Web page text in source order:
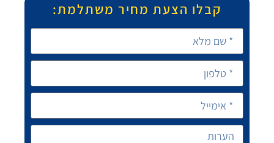
קבלו הצעת מחיר משתלמת: